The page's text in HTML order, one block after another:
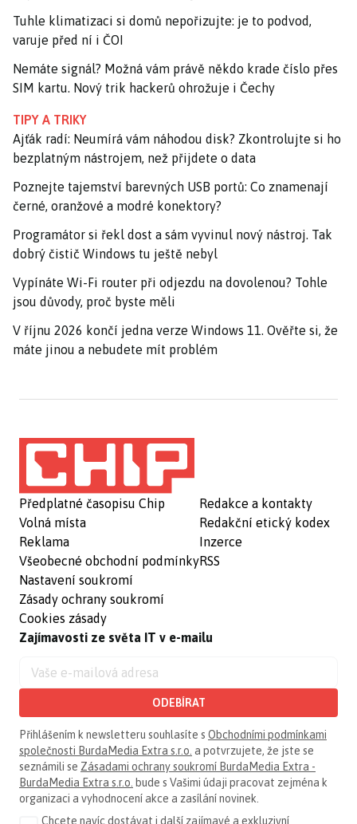
Tuhle klimatizaci si domů nepořizujte: je to podvod,
varuje před ní i ČOI
Nemáte signál? Možná vám právě někdo krade číslo přes
SIM kartu. Nový trik hackerů ohrožuje i Čechy
TIPY A TRIKY
Ajťák radí: Neumírá vám náhodou disk? Zkontrolujte si ho
bezplatným nástrojem, než přijdete o data
Poznejte tajemství barevných USB portů: Co znamenají
černé, oranžové a modré konektory?
Programátor si řekl dost a sám vyvinul nový nástroj. Tak
dobrý čistič Windows tu ještě nebyl
Vypínáte Wi-Fi router při odjezdu na dovolenou? Tohle
jsou důvody, proč byste měli
V říjnu 2026 končí jedna verze Windows 11. Ověřte si, že
máte jinou a nebudete mít problém
Předplatné časopisu Chip
Volná místa
Reklama
Všeobecné obchodní podmínky
Nastavení soukromí
Zásady ochrany soukromí
Cookies zásady
Redakce a kontakty
Redakční etický kodex
Inzerce
RSS
Zajímavosti ze světa IT v e-mailu
ODEBÍRAT
Přihlášením k newsletteru souhlasíte s Obchodními podmínkami
společnosti BurdaMedia Extra s.r.o. a potvrzujete, že jste se
seznámili se Zásadami ochrany soukromí BurdaMedia Extra -
BurdaMedia Extra s.r.o. bude s Vašimi údaji pracovat zejména k
organizaci a vyhodnocení akce a zasílání novinek.
Chcete navíc dostávat i další zajímavé a exkluzivní